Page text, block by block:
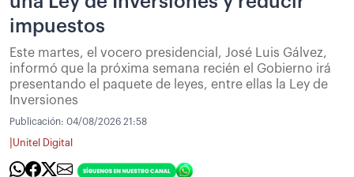
impuestos
Este martes, el vocero presidencial, José Luis Gálvez,
informó que la próxima semana recién el Gobierno irá
presentando el paquete de leyes, entre ellas la Ley de
Inversiones
Publicación: 04/08/2026 21:58
Unitel Digital